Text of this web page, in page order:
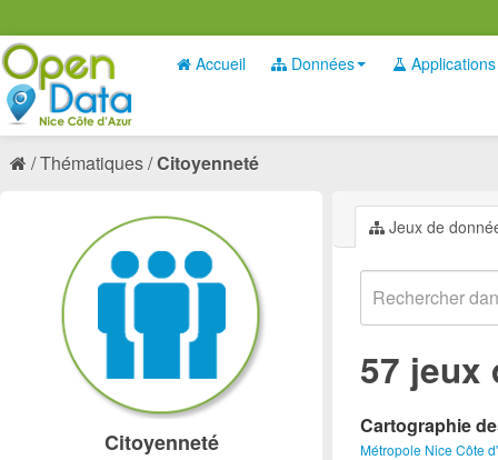
Accueil Données Applications
Thématiques Citoyenneté
Jeux de
57 jeux
Cartographie
Métropole Nice Côte
Citoyenneté